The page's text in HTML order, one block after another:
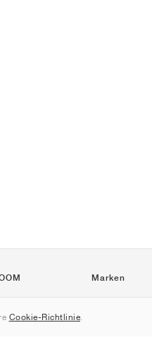
Cookie-Richtlinie
Marken